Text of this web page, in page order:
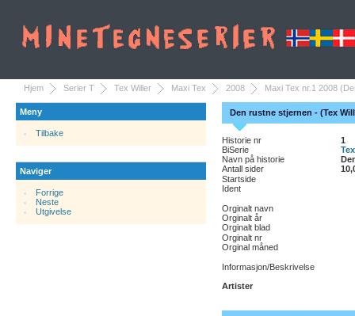
Hjem Serier T Tex Willer Maxi Tex 2008 Maxi Tex nr.1 2008
Meny
Tilbake
Naviger
Forrige
Neste
Utgivelse
Den rustne stjernen - (Tex
Historie nr
1
BiSerie
Navn på historie
Antall sider
Startside
Ident
Orginalt navn
Orginalt år
Orginalt blad
Orginalt nr
Orginal måned
Informasjon/Beskrivelse
Artister